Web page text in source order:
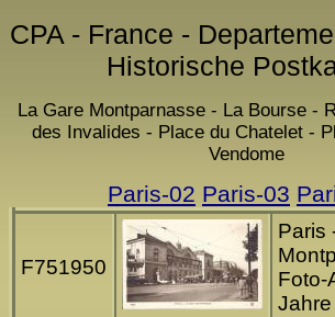
CPA - France -
Historische
La Gare Montparnasse - La Bourse -
des Invalides - Place du Chatelet -
Vendome
Paris-02 Paris-03
F751950
Paris
Foto-